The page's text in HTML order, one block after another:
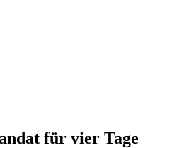
für vier Tage